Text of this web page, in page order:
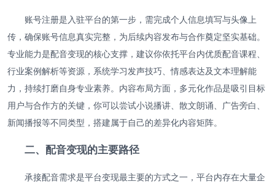
账号注册是入驻平台的第一步，需完成个人信息填写与头像上
传，确保账号信息真实完整，为后续内容发布与合作奠定坚实基础。
专业能力是配音变现的核心支撑，建议你依托平台内优质配音课程、
行业案例解析等资源，系统学习发声技巧、情感表达及文本理解能
力，持续打磨自身专业素养。内容布局方面，多元化作品是吸引目标
用户与合作方的关键，你可以尝试小说播讲、散文朗诵、广告旁白、
新闻播报等不同类型，搭建属于自己的差异化内容矩阵。
二、配音变现的主要路径
承接配音需求是平台变现最主要的方式之一，平台内存在大量企